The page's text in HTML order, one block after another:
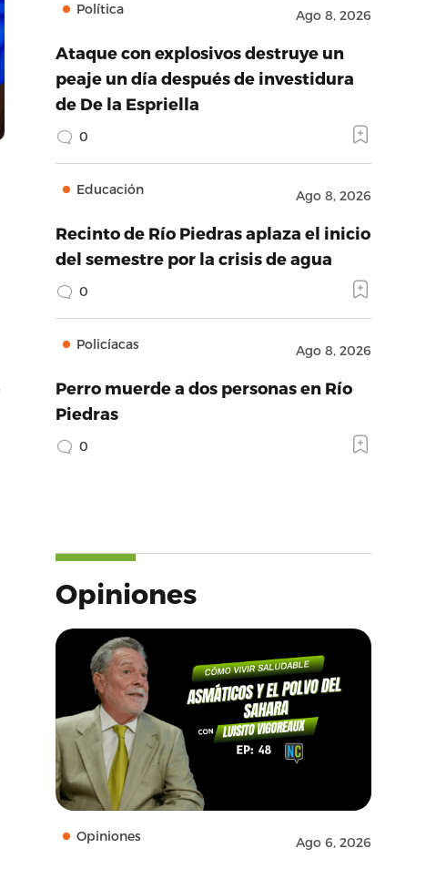
Política Ago 8, 2026
Ataque con explosivos destruye un
peaje un día después de investidura
de De la Espriella
0
Educación Ago 8, 2026
Recinto de Río Piedras aplaza el inicio
del semestre por la crisis de agua
0
Policíacas Ago 8, 2026
Perro muerde a dos personas en Río
Piedras
0
Opiniones
Opiniones Ago 6, 2026